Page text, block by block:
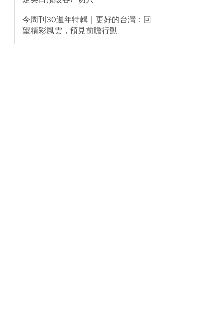
今周刊30週年特輯｜更好的台灣：回
望精彩風雲，預見前瞻行動